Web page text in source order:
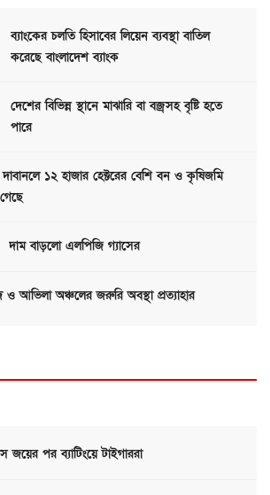
ব্যাংকের চলতি হিসাবের লিয়েন ব্যবস্থা বাতিল
করেছে বাংলাদেশ ব্যাংক
দেশের বিভিন্ন স্থানে মাঝারি বা বজ্রসহ বৃষ্টি হতে
পারে
দাবানলে ১২ হাজার হেক্টরের বেশি বন ও কৃষিজমি
দাম বাড়লো এলপিজি গ্যাসের
ও আভিলা অঞ্চলের জরুরি অবস্থা প্রত্যাহার
জয়ের পর ব্যাটিংয়ে টাইগাররা